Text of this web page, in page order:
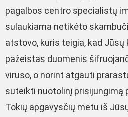
pagalbos centro specialistų
sulaukiama netikėto
atstovo, kuris teigia, kad
pažeistas duomenis
viruso, o norint atgauti
suteikti nuotolinį prisijungimą
Tokių apgavysčių metu iš